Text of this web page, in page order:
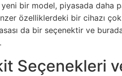
yeni bir model, piyasada daha
özelliklerdeki bir cihazı
da bir seçenektir ve
Seçenekleri